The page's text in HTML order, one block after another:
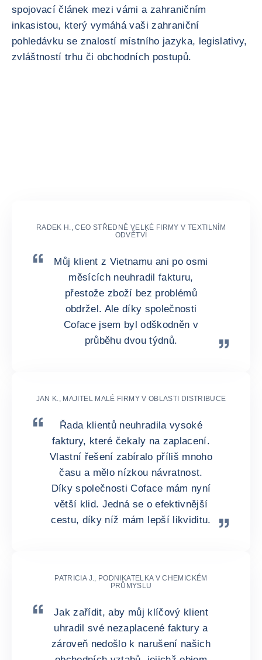
spojovací článek mezi vámi a zahraničním
inkasistou, který vymáhá vaši zahraniční
pohledávku se znalostí místního jazyka, legislativy,
zvláštností trhu či obchodních postupů.
RADEK H., CEO STŘEDNĚ VELKÉ FIRMY V TEXTILNÍM
ODVĚTVÍ
Můj klient z Vietnamu ani po osmi
měsících neuhradil fakturu,
přestože zboží bez problémů
obdržel. Ale díky společnosti
Coface jsem byl odškodněn v
průběhu dvou týdnů.
JAN K., MAJITEL MALÉ FIRMY V OBLASTI DISTRIBUCE
Řada klientů neuhradila vysoké
faktury, které čekaly na zaplacení.
Vlastní řešení zabíralo příliš mnoho
času a mělo nízkou návratnost.
Díky společnosti Coface mám nyní
větší klid. Jedná se o efektivnější
cestu, díky níž mám lepší likviditu.
PATRICIA J., PODNIKATELKA V CHEMICKÉM
PRŮMYSLU
Jak zařídit, aby můj klíčový klient
uhradil své nezaplacené faktury a
zároveň nedošlo k narušení našich